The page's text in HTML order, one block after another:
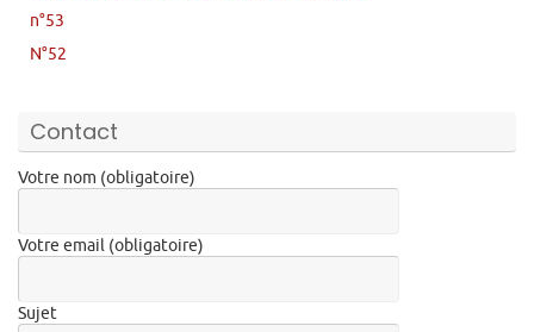
n°53
N°52
Contact
Votre nom (obligatoire)
Votre email (obligatoire)
Sujet